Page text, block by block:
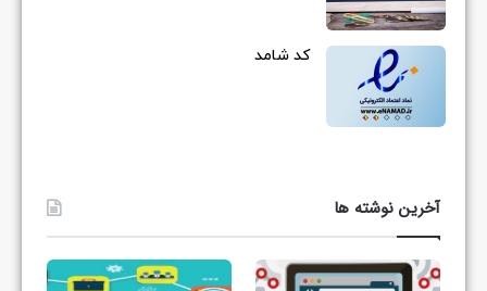
کد شامد
آخرین نوشته ها